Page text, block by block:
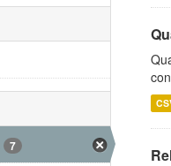
7